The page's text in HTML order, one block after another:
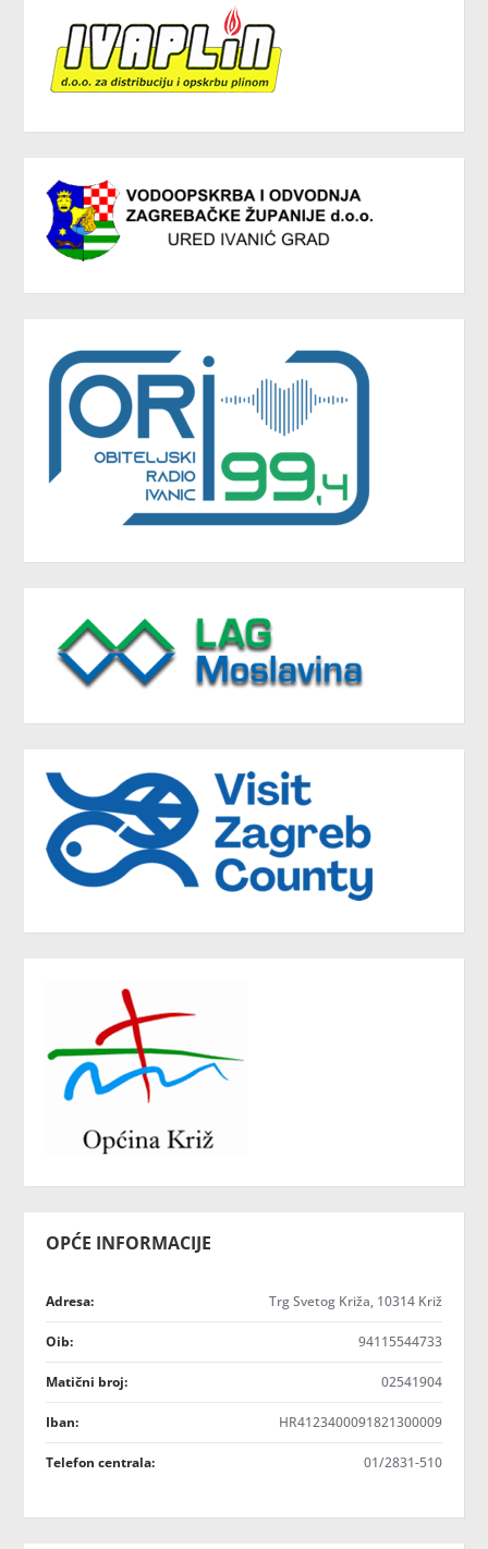
OPĆE INFORMACIJE
Adresa: Trg Svetog Križa, 10314 Križ
Oib: 94115544733
Matični broj: 02541904
Iban: HR4123400091821300009
Telefon centrala: 01/2831-510